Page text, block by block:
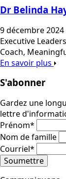
Dr Belinda
9 décembre 2024
Executive
Coach,
En savoir plus
S'abonner
Gardez une
lettre
Prénom*
Nom de famille
Courriel*
Soumettre